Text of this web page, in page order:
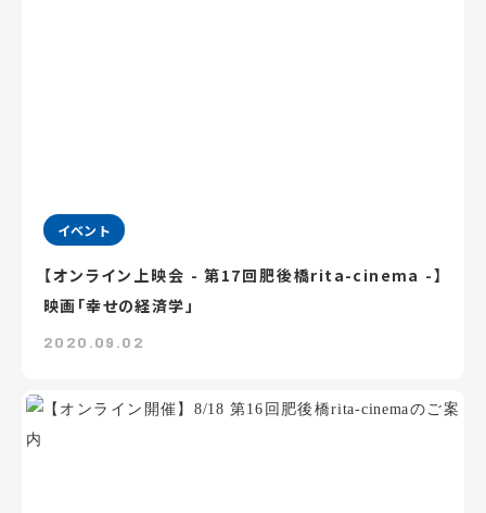
イベント
【オンライン上映会 - 第17回肥後橋rita-cinema -】
映画「幸せの経済学」
2020.09.02